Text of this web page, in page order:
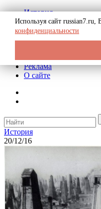
История
Биография
Криминал
СССР
Реклама
О сайте
История
20/12/16
Используя сайт russian7.ru,
конфиденциальности